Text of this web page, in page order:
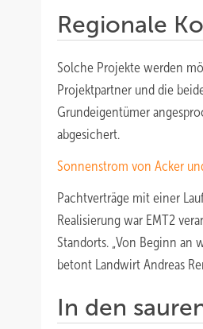
Regionale
Solche Projekte werden
Projektpartner und die
Grundeigentümer
abgesichert.
Sonnenstrom von Acker
Pachtverträge mit einer
Realisierung war EMT2
Standorts. „Von Beginn an
betont Landwirt Andreas
In den